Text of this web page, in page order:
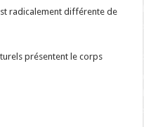
radicalement différente de
présentent le corps